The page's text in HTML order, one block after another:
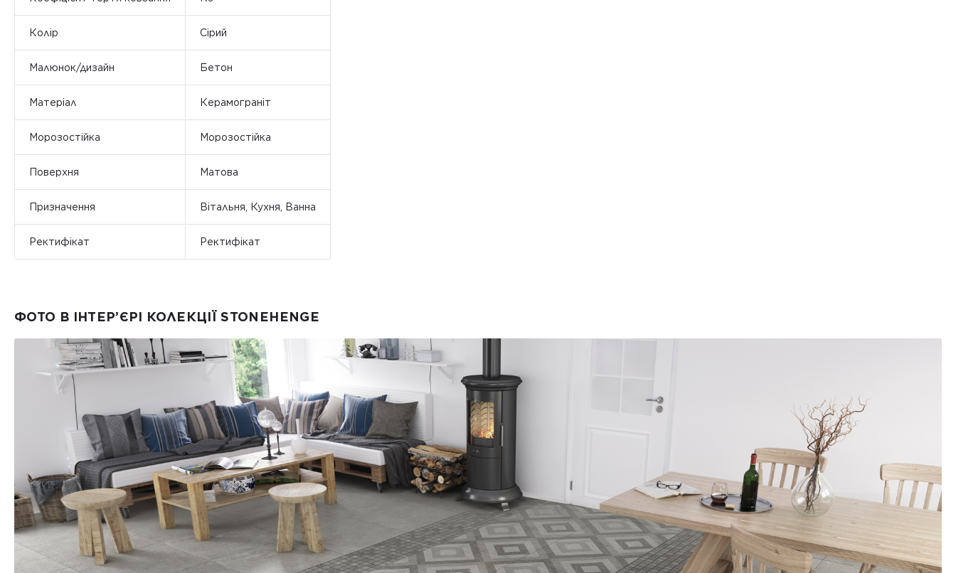
Колір Сірий
Малюнок/дизайн Бетон
Матеріал Керамограніт
Морозостійка Морозостійка
Поверхня Матова
Призначення Вітальня, Кухня, Ванна
Ректифікат Ректифікат
ФОТО В ІНТЕР’ЄРІ КОЛЕКЦІЇ STONEHENGE